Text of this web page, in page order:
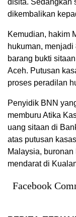
disita. Sedangkan
dikembalikan
Kemudian, hakim
hukuman,
barang bukti
Aceh. Putusan
proses peradilan
Penyidik BNN
memburu Atika
uang sitaan di
atas putusan
Malaysia,
mendarat di
Facebook